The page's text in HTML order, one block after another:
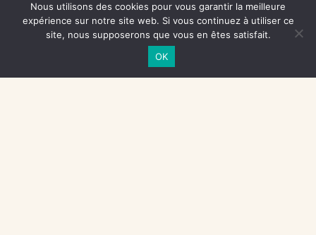
DIACRITIK
EN ATTENDANT NADEAU
Nous utilisons des cookies pour vous garantir la meilleure
expérience sur notre site web. Si vous continuez à utiliser ce
site, nous supposerons que vous en êtes satisfait.
OK